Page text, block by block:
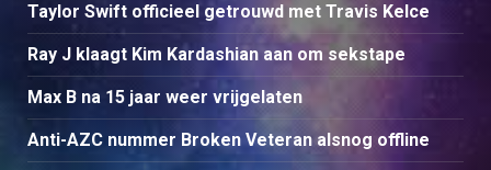
Taylor Swift officieel getrouwd met Travis Kelce
Ray J klaagt Kim Kardashian aan om sekstape
Max B na 15 jaar weer vrijgelaten
Anti-AZC nummer Broken Veteran alsnog offline